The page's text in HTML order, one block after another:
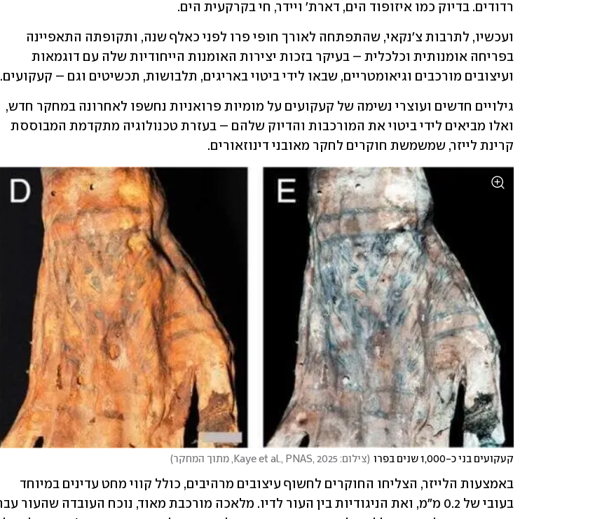
רדודים. בדיוק כמו איזופוד הים, דארת' ויידר, חי בקרקעית הים.
ועיצובים מורכבים וגיאומטריים, שבאו לידי ביטוי באריגים, תלבושות, תכשיטים וגם – קעקועים.
קרינת לייזר, שמשמשת חוקרים לחקר מאובני דינוזאורים.
קעקועים בני כ-1,000 שנים בפרו (צילום: Kaye et al., PNAS, 2025, מתוך המחקר )